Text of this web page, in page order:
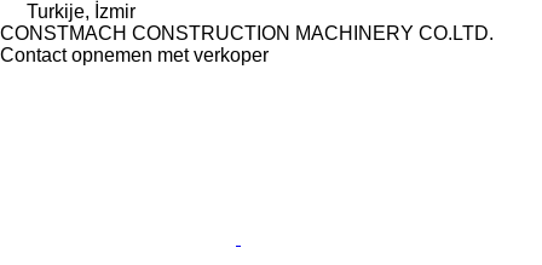
Turkije, İzmir
CONSTMACH CONSTRUCTION MACHINERY CO.LTD.
Contact opnemen met verkoper